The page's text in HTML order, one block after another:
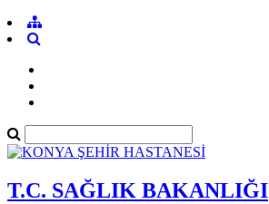
T.C. SAĞLIK BAKANLIĞI